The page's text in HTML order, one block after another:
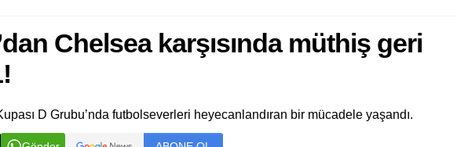
Chelsea karşısında müthiş geri
D Grubu’nda futbolseverleri heyecanlandıran bir mücadele yaşandı.